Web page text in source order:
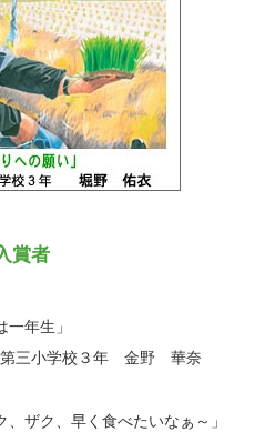
賞者
年生」
小学校３年 金野 華奈
ザク、早く食べたいなぁ～」